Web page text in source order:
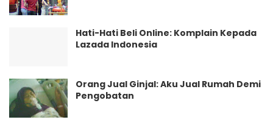
Hati-Hati Beli Online: Komplain Kepada
Lazada Indonesia
Orang Jual Ginjal: Aku Jual Rumah Demi
Pengobatan